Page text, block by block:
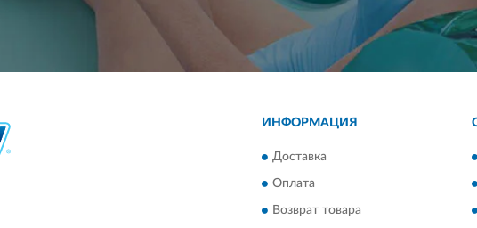
ИНФОРМАЦИЯ
Доставка
Оплата
Возврат товара